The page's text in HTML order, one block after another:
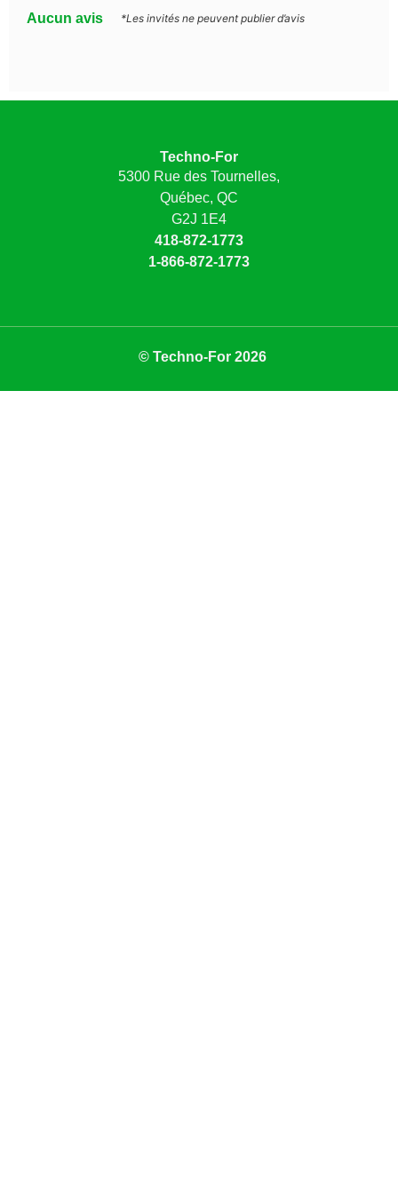
Aucun avis *Les invités ne peuvent publier d’avis
Techno-For
5300 Rue des Tournelles,
Québec, QC
G2J 1E4
418-872-1773
1-866-872-1773
© Techno-For 2026